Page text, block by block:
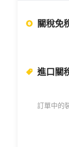
關稅免
進口關
訂單中的